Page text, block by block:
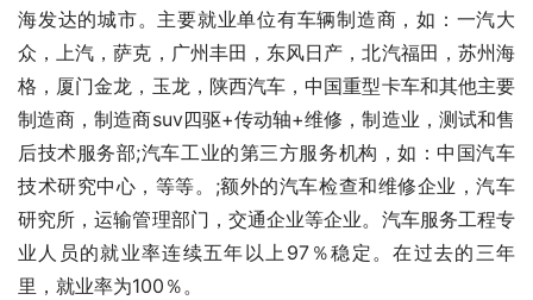
海发达的城市。主要就业单位有车辆制造商，如：一汽大
众，上汽，萨克，广州丰田，东风日产，北汽福田，苏州海
格，厦门金龙，玉龙，陕西汽车，中国重型卡车和其他主要
制造商，制造商suv四驱+传动轴+维修，制造业，测试和售
后技术服务部;汽车工业的第三方服务机构，如：中国汽车
技术研究中心，等等。;额外的汽车检查和维修企业，汽车
研究所，运输管理部门，交通企业等企业。汽车服务工程专
业人员的就业率连续五年以上97％稳定。在过去的三年
里，就业率为100％。